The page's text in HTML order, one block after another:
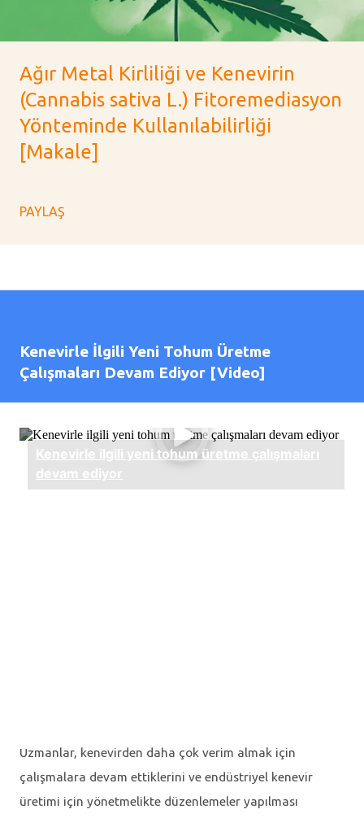
Ağır Metal Kirliliği ve Kenevirin
(Cannabis sativa L.) Fitoremediasyon
Yönteminde Kullanılabilirliği
[Makale]
PAYLAŞ
Kenevirle İlgili Yeni Tohum Üretme
Çalışmaları Devam Ediyor [Video]
Uzmanlar, kenevirden daha çok verim almak için
çalışmalara devam ettiklerini ve endüstriyel kenevir
üretimi için yönetmelikte düzenlemeler yapılması